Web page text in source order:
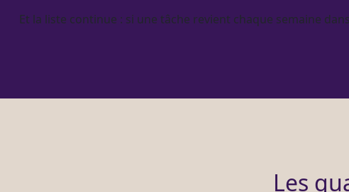
Et la liste continue : si une tâche revient chaque semaine
Les